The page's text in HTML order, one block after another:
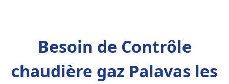
Besoin de Contrôle
chaudière gaz Palavas les